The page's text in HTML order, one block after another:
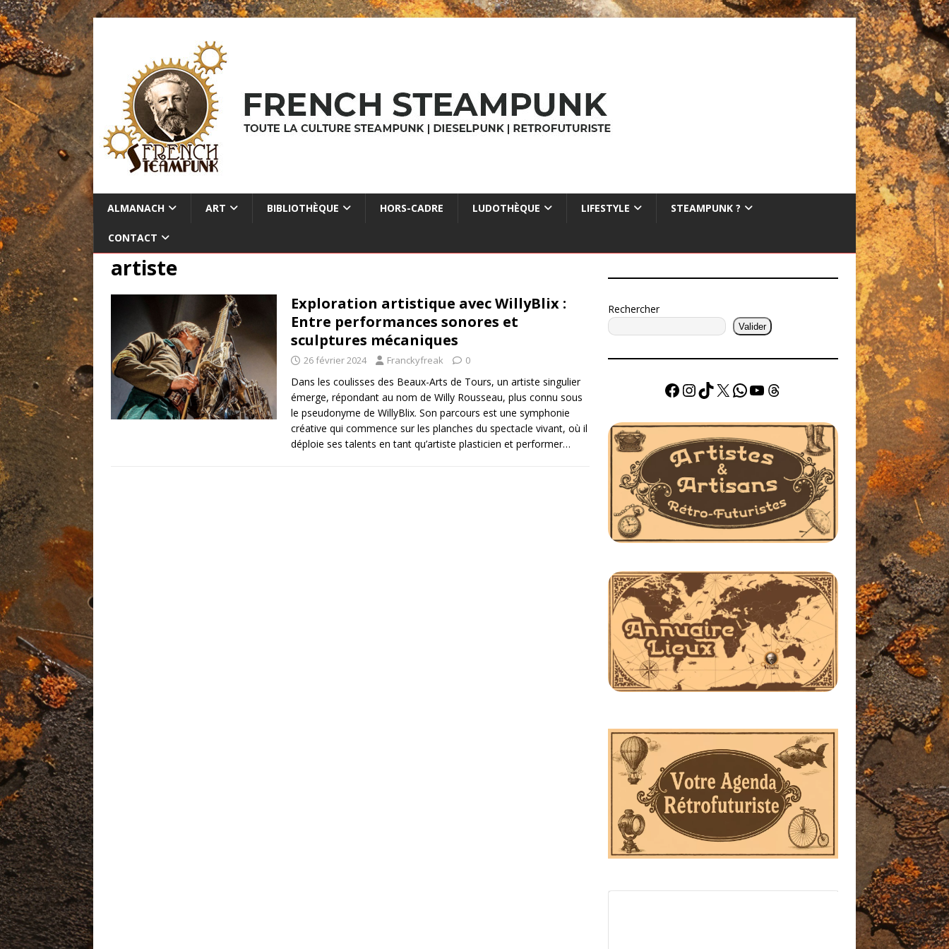
ALMANACH ART BIBLIOTHÈQUE HORS-CADRE LUDOTHÈQUE LIFESTYLE STEAMPUNK ?
CONTACT
artiste
Exploration artistique avec WillyBlix :
Entre performances sonores et
sculptures mécaniques
26 février 2024 Franckyfreak 0
Dans les coulisses des Beaux-Arts de Tours, un artiste singulier
émerge, répondant au nom de Willy Rousseau, plus connu sous
le pseudonyme de WillyBlix. Son parcours est une symphonie
créative qui commence sur les planches du spectacle vivant, où il
déploie ses talents en tant qu’artiste plasticien et performer…
Rechercher
Valider